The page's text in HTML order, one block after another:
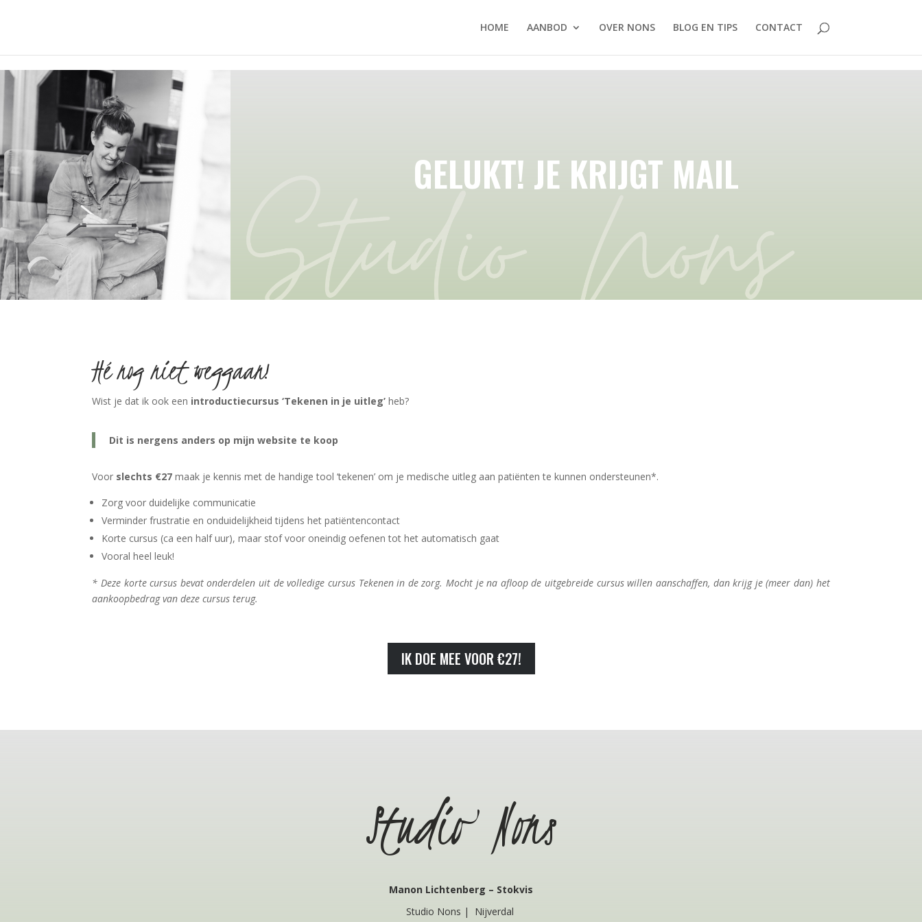
HOME
AANBOD OVER NONS BLOG EN TIPS CONTACT
GELUKT! JE KRIJGT MAIL
Hé nog niet weggaan!
Wist je dat ik ook een introductiecursus ‘Tekenen in je uitleg’ heb?
Dit is nergens anders op mijn website te koop
Voor slechts €27 maak je kennis met de handige tool ‘tekenen’ om je medische uitleg aan patiënten te kunnen ondersteunen*.
Zorg voor duidelijke communicatie
Verminder frustratie en onduidelijkheid tijdens het patiëntencontact
Korte cursus (ca een half uur), maar stof voor oneindig oefenen tot het automatisch gaat
Vooral heel leuk!
* Deze korte cursus bevat onderdelen uit de volledige cursus Tekenen in de zorg. Mocht je na afloop de uitgebreide cursus willen aanschaffen, dan krijg je (meer dan) het
aankoopbedrag van deze cursus terug.
IK DOE MEE VOOR €27!
Studio Nons
Manon Lichtenberg – Stokvis
Studio Nons | Nijverdal